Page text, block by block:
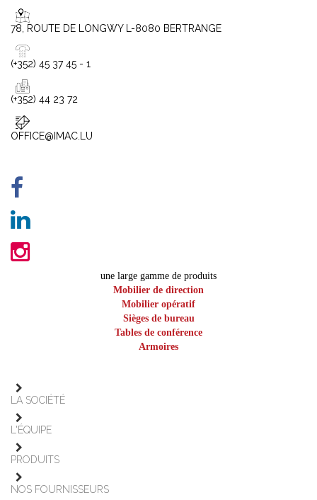
78, ROUTE DE LONGWY L-8080 BERTRANGE
(+352) 45 37 45 - 1
(+352) 44 23 72
OFFICE@IMAC.LU
une large gamme de produits
Mobilier de direction
Mobilier opératif
Sièges de bureau
Tables de conférence
Armoires
LA SOCIÉTÉ
L'ÉQUIPE
PRODUITS
NOS FOURNISSEURS